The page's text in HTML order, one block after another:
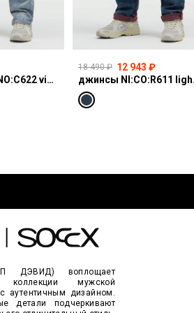
джинсы CO:NO:C622 vintage blue print
18 490 ₽ 12 943 ₽
ДЭВИД) воплощает
коллекции мужской
аутентичным дизайном.
детали подчеркивают